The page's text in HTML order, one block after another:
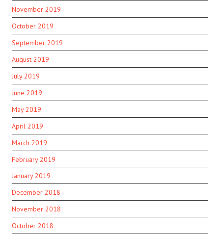
November 2019
October 2019
September 2019
August 2019
July 2019
June 2019
May 2019
April 2019
March 2019
February 2019
January 2019
December 2018
November 2018
October 2018